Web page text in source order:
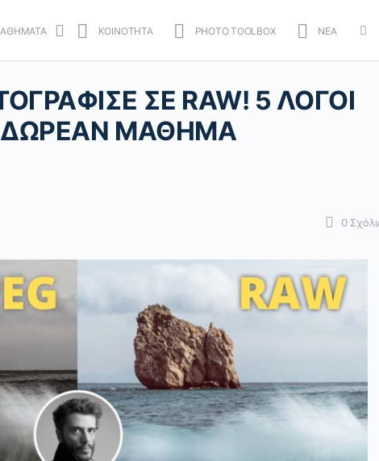
ΚΟΙΝΟΤΗΤΑ PHOTO TOOLBOX ΝΕΑ
ΣΕ RAW! 5 ΛΟΓΟΙ
ΔΩΡΕΑΝ ΜΑΘΗΜΑ
0